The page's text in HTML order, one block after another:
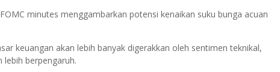
minutes menggambarkan potensi kenaikan suku bunga acuan
keuangan akan lebih banyak digerakkan oleh sentimen teknikal,
berpengaruh.